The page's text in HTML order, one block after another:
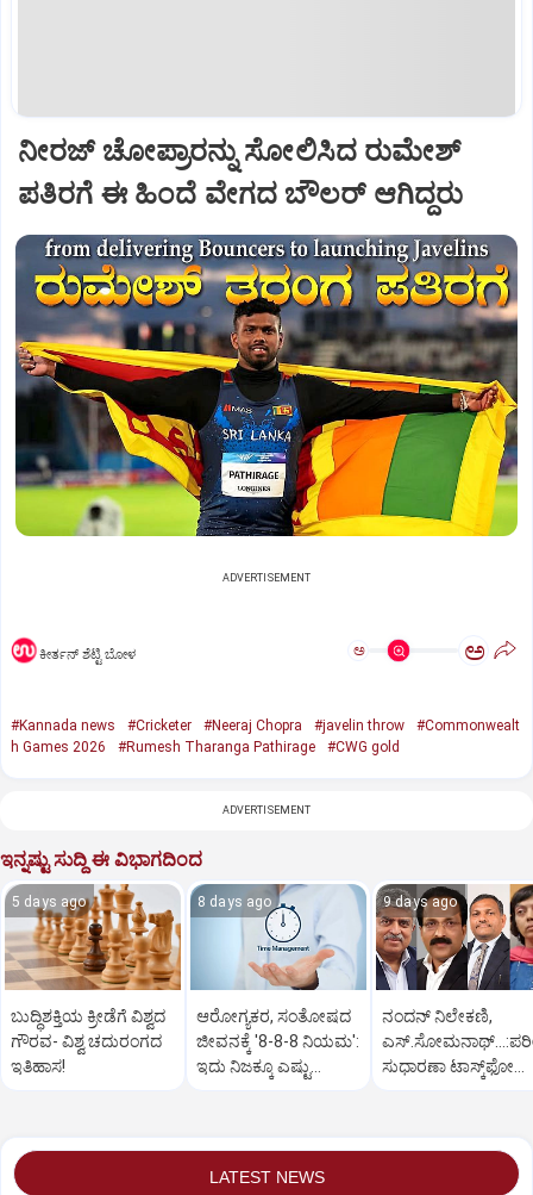
ನೀರಜ್‌ ಚೋಪ್ರಾರನ್ನು ಸೋಲಿಸಿದ ರುಮೇಶ್‌
ಪತಿರಗೆ ಈ ಹಿಂದೆ ವೇಗದ ಬೌಲರ್‌ ಆಗಿದ್ದರು
ADVERTISEMENT
ಕೀರ್ತನ್‌ ಶೆಟ್ಟಿ ಬೋಳ ಅ ಅ
#Kannada news #Cricketer #Neeraj Chopra #javelin throw
#Commonwealt
h Games 2026
#Rumesh Tharanga Pathirage #CWG gold
ADVERTISEMENT
ಇನ್ನಷ್ಟು ಸುದ್ದಿ ಈ ವಿಭಾಗದಿಂದ
5 days ago
ಬುದ್ಧಿಶಕ್ತಿಯ ಕ್ರೀಡೆಗೆ ವಿಶ್ವದ
ಗೌರವ- ವಿಶ್ವ ಚದುರಂಗದ
ಇತಿಹಾಸ!
8 days ago
ಆರೋಗ್ಯಕರ, ಸಂತೋಷದ
ಜೀವನಕ್ಕೆ '8-8-8 ನಿಯಮ':
ಇದು ನಿಜಕ್ಕೂ ಎಷ್ಟು
9 days ago
ನಂದನ್ ನಿಲೇಕಣಿ,
ಸುಧಾರಣಾ
LATEST NEWS